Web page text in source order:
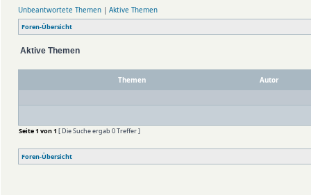
Unbeantwortete Themen | Aktive Themen
Foren-Übersicht
Aktive Themen
Themen Autor
Seite1 von1 [ Die Suche ergab 0 Treffer ]
Foren-Übersicht